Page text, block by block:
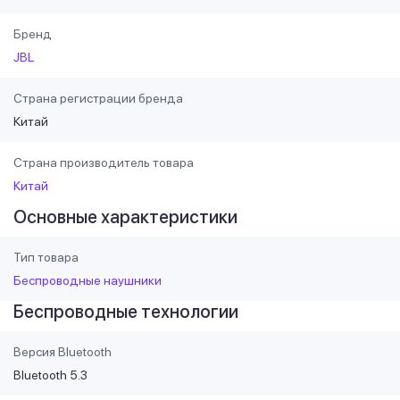
Бренд
JBL
Страна регистрации бренда
Китай
Страна производитель товара
Китай
Основные характеристики
Тип товара
Беспроводные наушники
Беспроводные технологии
Версия Bluetooth
Bluetooth 5.3